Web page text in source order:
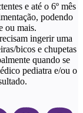
e até o 6º mês
podendo
ou mais.
ingerir uma
bicos e chupetas
quando se
pediatra e/ou o